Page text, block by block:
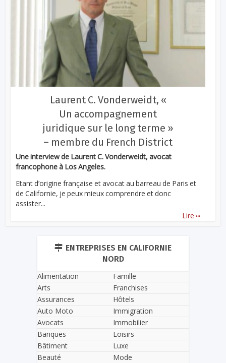
Laurent C. Vonderweidt, «
Un accompagnement
juridique sur le long terme »
– membre du French District
Une interview de Laurent C. Vonderweidt, avocat
francophone à Los Angeles.
Etant d’origine française et avocat au barreau de Paris et
de Californie, je peux mieux comprendre et donc
assister...
Lire ...
ENTREPRISES EN CALIFORNIE
NORD
Alimentation
Arts
Assurances
Auto Moto
Avocats
Banques
Bâtiment
Beauté
Famille
Franchises
Hôtels
Immigration
Immobilier
Loisirs
Luxe
Mode